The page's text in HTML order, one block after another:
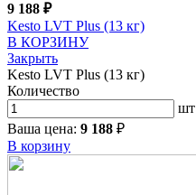
9 188 ₽
Kesto LVT Plus (13 кг)
В КОРЗИНУ
Закрыть
Kesto LVT Plus (13 кг)
Количество
шт
Ваша цена: 9 188 ₽
В корзину